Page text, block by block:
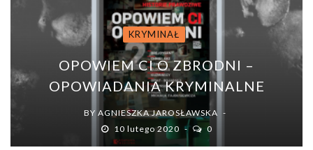
KRYMINAŁ
OPOWIEM CI O ZBRODNI –
OPOWIADANIA KRYMINALNE
BY AGNIESZKA JAROSŁAWSKA
10 lutego 2020
0